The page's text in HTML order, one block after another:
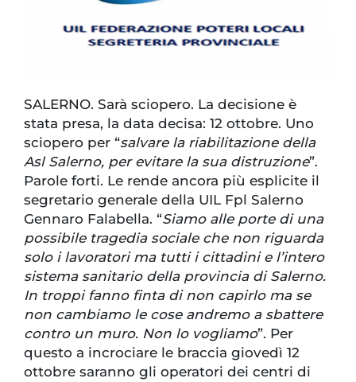
SALERNO. Sarà sciopero. La decisione è
stata presa, la data decisa: 12 ottobre. Uno
sciopero per “salvare la riabilitazione della
Asl Salerno, per evitare la sua distruzione”.
Parole forti. Le rende ancora più esplicite il
segretario generale della UIL Fpl Salerno
Gennaro Falabella. “Siamo alle porte di una
possibile tragedia sociale che non riguarda
solo i lavoratori ma tutti i cittadini e l’intero
sistema sanitario della provincia di Salerno.
In troppi fanno finta di non capirlo ma se
non cambiamo le cose andremo a sbattere
contro un muro. Non lo vogliamo”. Per
questo a incrociare le braccia giovedì 12
ottobre saranno gli operatori dei centri di